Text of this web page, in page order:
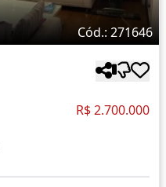
Cód.: 271646
R$ 2.700.000